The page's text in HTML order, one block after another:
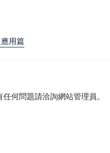
用篇
何問題請洽詢網站管理員。